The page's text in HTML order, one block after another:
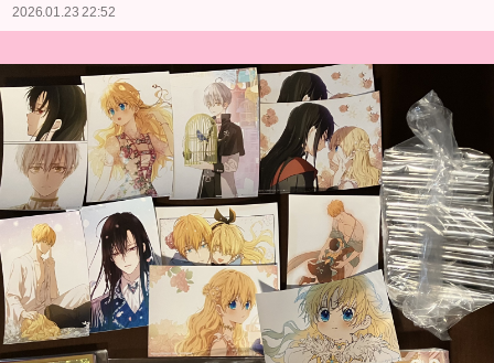
2026.01.23 22:52